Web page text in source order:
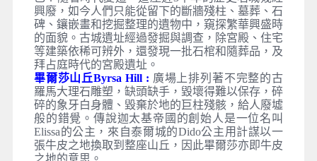
興廢，如今人們只能從留下的斷牆殘柱、墓葬、石
碑、鑲嵌畫和挖掘整理的遺物中，窺探繁華興盛時
的面貌。古城遺址經過發掘與調查，除宮殿、住宅
等建築依稀可辨外，還發現一批石棺和隨葬品，及
拜占庭時代的宮殿遺址。
畢爾莎山丘Byrsa Hill : 廣場上排列著不完整的古
羅馬大理石雕塑，缺頭缺手，毀壞得難以保存，碎
碎的象牙白身體、毀棄於地的巨柱殘骸，給人廢墟
般的錯覺。傳說迦太基帝國的創始人是一位名叫
Elissa的公主，來自泰爾城的Dido公主用計謀以一
張牛皮之地換取到整座山丘，因此畢爾莎亦即牛皮